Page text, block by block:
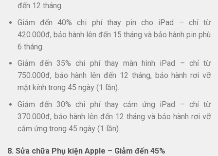
đến 12 tháng.
Giảm đến 40% chi phí thay pin cho iPad – chỉ từ
420.000đ, bảo hành lên đến 15 tháng và bảo hành pin phù
6 tháng.
Giảm đến 35% chi phí thay màn hình iPad – chỉ từ
750.000đ, bảo hành lên đến 12 tháng, bảo hành rơi vỡ
mặt kính trong 45 ngày (1 lần).
Giảm đến 30% chi phí thay cảm ứng iPad – chỉ từ
370.000đ, bảo hành lên đến 12 tháng và bảo hành rơi vỡ
cảm ứng trong 45 ngày (1 lần).
8. Sửa chữa Phụ kiện Apple – Giảm đến 45%